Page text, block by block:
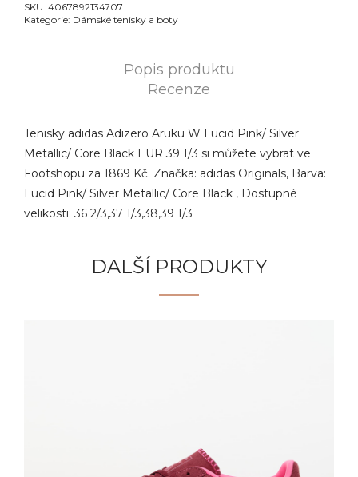
SKU: 4067892134707
Kategorie: Dámské tenisky a boty
Popis produktu
Recenze
Tenisky adidas Adizero Aruku W Lucid Pink/ Silver
Metallic/ Core Black EUR 39 1/3 si můžete vybrat ve
Footshopu za 1869 Kč. Značka: adidas Originals, Barva:
Lucid Pink/ Silver Metallic/ Core Black , Dostupné
velikosti: 36 2/3,37 1/3,38,39 1/3
DALŠÍ PRODUKTY